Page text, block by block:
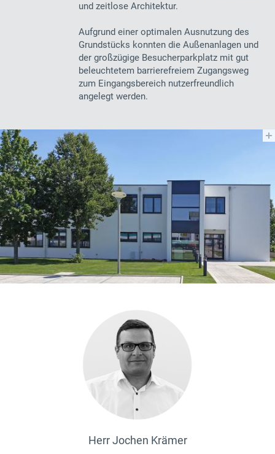
und zeitlose Architektur.
Aufgrund einer optimalen Ausnutzung des
Grundstücks konnten die Außenanlagen und
der großzügige Besucherparkplatz mit gut
beleuchtetem barrierefreiem Zugangsweg
zum Eingangsbereich nutzerfreundlich
angelegt werden.
Herr Jochen Krämer